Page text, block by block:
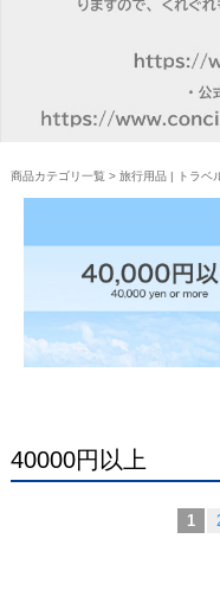
商品カテゴリ一覧 > 旅行用品 | トラベ
40000円以上
1